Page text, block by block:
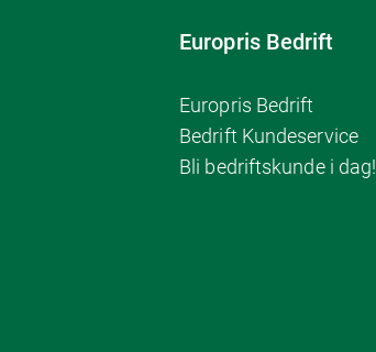
Europris Bedrift
Europris Bedrift
Bedrift Kundeservice
Bli bedriftskunde i dag!